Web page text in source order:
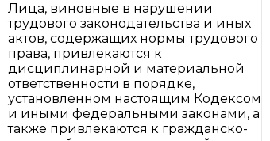
Лица, виновные в нарушении
трудового законодательства и иных
актов, содержащих нормы трудового
права, привлекаются к
дисциплинарной и материальной
ответственности в порядке,
установленном настоящим Кодексом
и иными федеральными законами, а
также привлекаются к гражданско-